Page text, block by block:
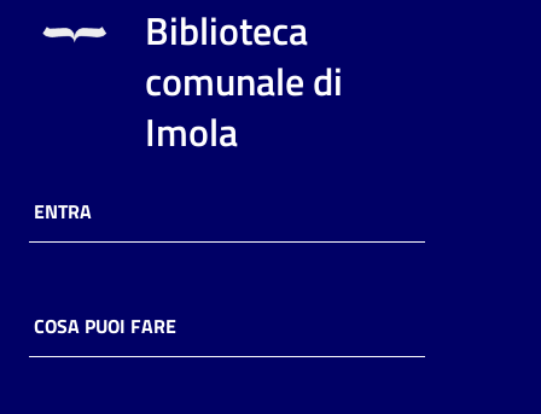
Risorse
online
Biblioteca
comunale di
Imola
ENTRA
COSA PUOI FARE